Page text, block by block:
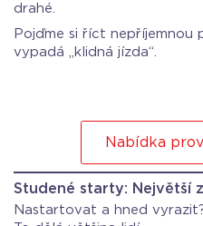
drahé.
Pojďme si říct nepříjemnou
vypadá „klidná jízda“.
Nabídka
Studené starty: Největší
Nastartovat a hned